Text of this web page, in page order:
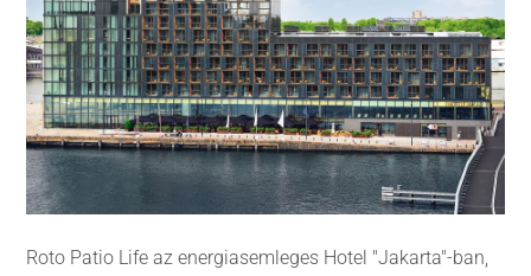
Roto Patio Life az energiasemleges Hotel "Jakarta"-ban,